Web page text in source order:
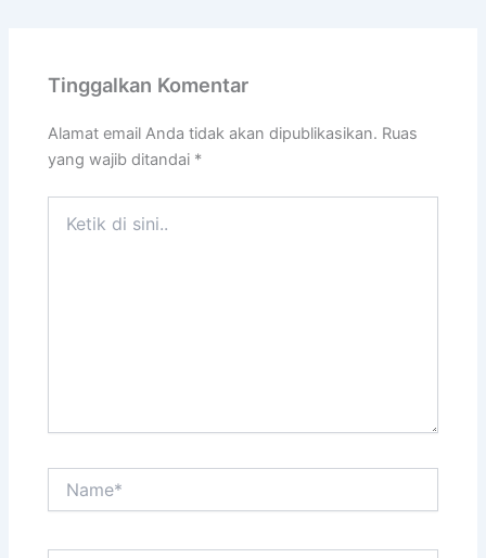
Tinggalkan Komentar
Alamat email Anda tidak akan dipublikasikan. Ruas
yang wajib ditandai *